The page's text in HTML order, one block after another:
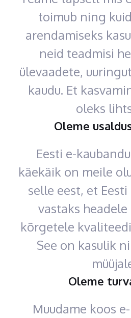
toimub ning
arendamiseks
neid teadmisi
ülevaadete,
kaudu. Et
oleks
Oleme
Eesti e-
käekäik on meile
selle eest, et
vastaks
kõrgetele
See on kasulik
Oleme
Muudame koos